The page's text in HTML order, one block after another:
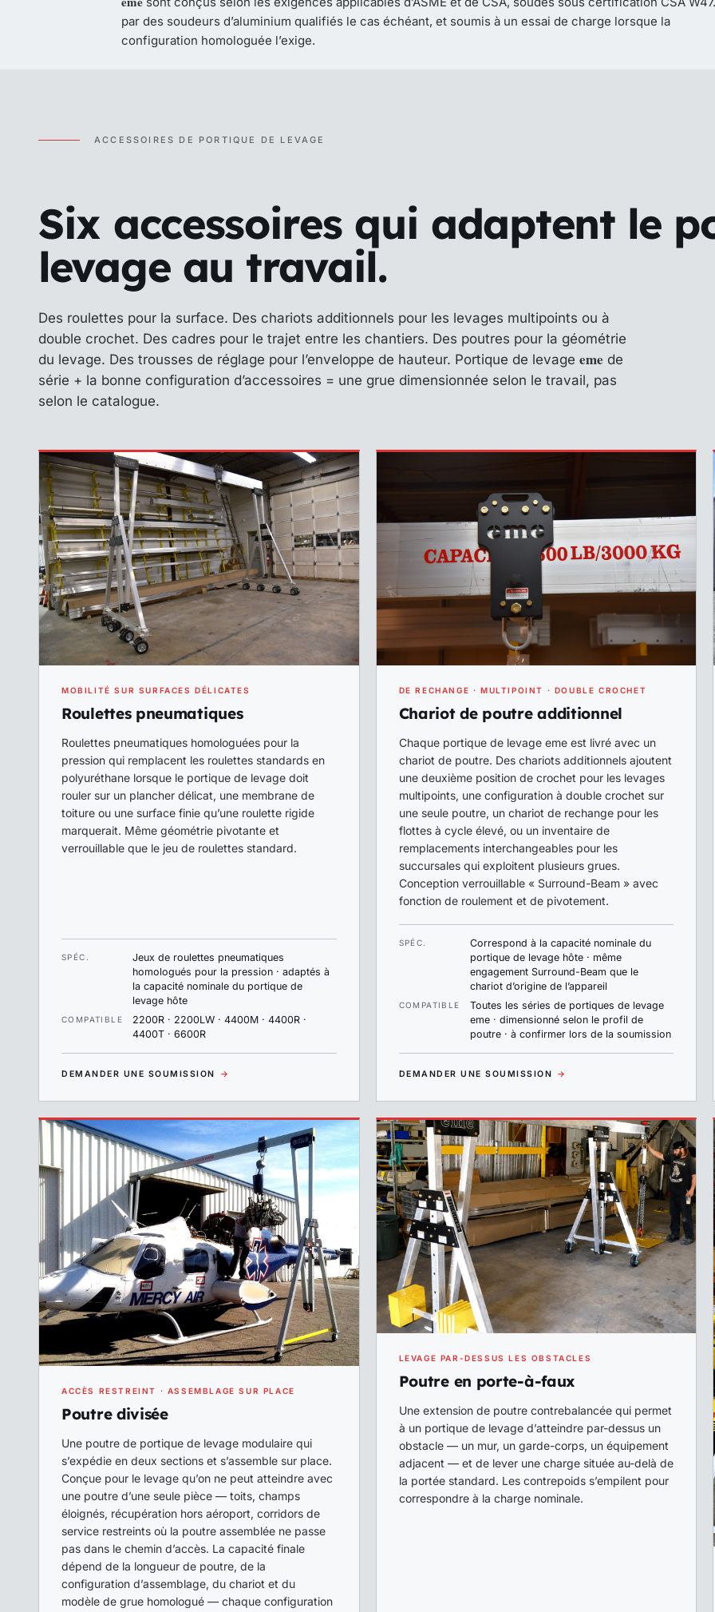
par des soudeurs d’aluminium qualifiés le cas échéant, et soumis à un essai de charge lorsque la
configuration homologuée l’exige.
ACCESSOIRES DE PORTIQUE DE LEVAGE
Six accessoires qui adaptent le
levage au travail.
Des roulettes pour la surface. Des chariots additionnels pour les levages multipoints ou à
double crochet. Des cadres pour le trajet entre les chantiers. Des poutres pour la géométrie
du levage. Des trousses de réglage pour l’enveloppe de hauteur. Portique de levage eme de
série + la bonne configuration d’accessoires = une grue dimensionnée selon le travail, pas
selon le catalogue.
MOBILITÉ SUR SURFACES DÉLICATES
Roulettes pneumatiques
Roulettes pneumatiques homologuées pour la
pression qui remplacent les roulettes standards en
polyuréthane lorsque le portique de levage doit
rouler sur un plancher délicat, une membrane de
toiture ou une surface finie qu’une roulette rigide
marquerait. Même géométrie pivotante et
verrouillable que le jeu de roulettes standard.
SPÉC.
Jeux de roulettes pneumatiques
homologués pour la pression · adaptés à
la capacité nominale du portique de
levage hôte
COMPATIBLE
2200R · 2200LW · 4400M · 4400R ·
4400T · 6600R
DEMANDER UNE SOUMISSION →
DE RECHANGE · MULTIPOINT · DOUBLE CROCHET
Chariot de poutre additionnel
Chaque portique de levage eme est livré avec un
chariot de poutre. Des chariots additionnels ajoutent
une deuxième position de crochet pour les levages
multipoints, une configuration à double crochet sur
une seule poutre, un chariot de rechange pour les
flottes à cycle élevé, ou un inventaire de
remplacements interchangeables pour les
succursales qui exploitent plusieurs grues.
Conception verrouillable « Surround-Beam » avec
fonction de roulement et de pivotement.
SPÉC.
Correspond à la capacité nominale du
portique de levage hôte · même
engagement Surround-Beam que le
chariot d’origine de l’appareil
COMPATIBLE
Toutes les séries de portiques de levage
eme · dimensionné selon le profil de
poutre · à confirmer lors de la soumission
DEMANDER UNE SOUMISSION →
ACCÈS RESTREINT · ASSEMBLAGE SUR PLACE
Poutre divisée
Une poutre de portique de levage modulaire qui
s’expédie en deux sections et s’assemble sur place.
Conçue pour le levage qu’on ne peut atteindre avec
une poutre d’une seule pièce — toits, champs
éloignés, récupération hors aéroport, corridors de
service restreints où la poutre assemblée ne passe
pas dans le chemin d’accès. La capacité finale
dépend de la longueur de poutre, de la
configuration d’assemblage, du chariot et du
modèle de grue homologué — chaque configuration
LEVAGE PAR-DESSUS LES OBSTACLES
Poutre en porte-à-faux
Une extension de poutre contrebalancée qui permet
à un portique de levage d’atteindre par-dessus un
obstacle — un mur, un garde-corps, un équipement
adjacent — et de lever une charge située au-delà de
la portée standard. Les contrepoids s’empilent pour
correspondre à la charge nominale.